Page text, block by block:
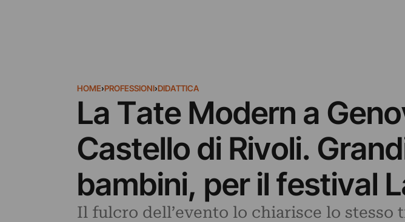
HOME›PROFESSIONI›DIDATTICA
La Tate Modern a
Castello di Rivoli.
bambini, per il festival
Il fulcro dell’evento lo chiarisce lo stesso